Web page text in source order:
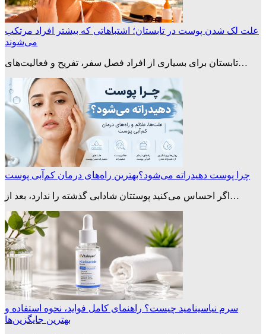
علت لک شدن پوست در تابستان؛ اشتباهاتی که بیشتر افراد مرتکب
می‌شوند
تابستان برای بسیاری از افراد فصل سفر، تفریح و فعالیت‌های…
چرا پوست دهیدراته می‌شود؟بهترین راه‌های درمان کم‌آبی پوست
اگر احساس می‌کنید پوستتان شادابی گذشته را ندارد، بعد از…
سرم نیاسینامید چیست؟ راهنمای کامل فواید، نحوه استفاده و
بهترین جایگزین‌ها